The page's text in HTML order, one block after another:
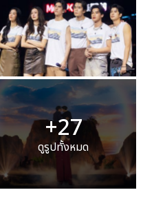
+27
ดูรูปทั้งหมด